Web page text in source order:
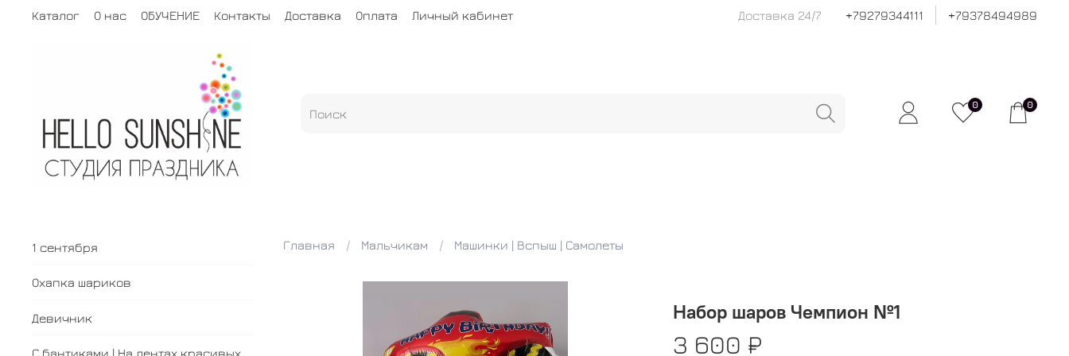
Каталог О нас ОБУЧЕНИЕ Контакты Доставка Оплата Личный кабинет Доставка 24/7 +79279344111 +79378494989
0 0
Главная Мальчикам Машинки | Вспыш | Самолеты
Набор шаров Чемпион №1
3 600 ₽
1 сентября
Охапка шариков
Девичник
С бантиками | На лентах красивых